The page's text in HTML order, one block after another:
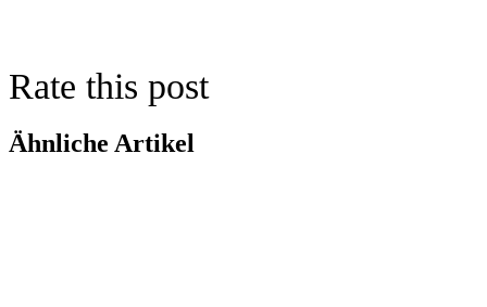
Rate this post
Ähnliche Artikel